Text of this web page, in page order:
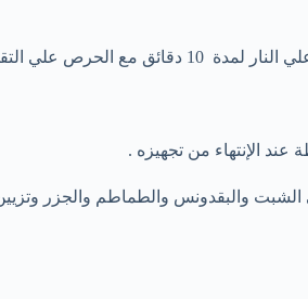
التقليب بإستمرار .
الإنتهاء من تجهيزه .
والبقدونس والطماطم والجزر